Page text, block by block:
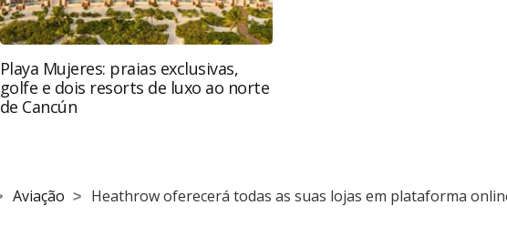
Playa Mujeres: praias exclusivas,
golfe e dois resorts de luxo ao norte
de Cancún
Aviação Heathrow oferecerá todas as suas lojas em plataforma